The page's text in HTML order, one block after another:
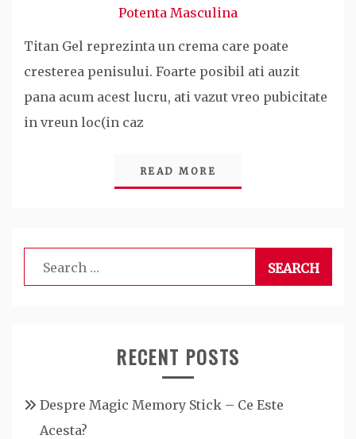
Potenta Masculina
Titan Gel reprezinta un crema care poate
cresterea penisului. Foarte posibil ati auzit
pana acum acest lucru, ati vazut vreo pubicitate
in vreun loc(in caz
READ MORE
Search
for:
RECENT POSTS
Despre Magic Memory Stick – Ce Este
Acesta?